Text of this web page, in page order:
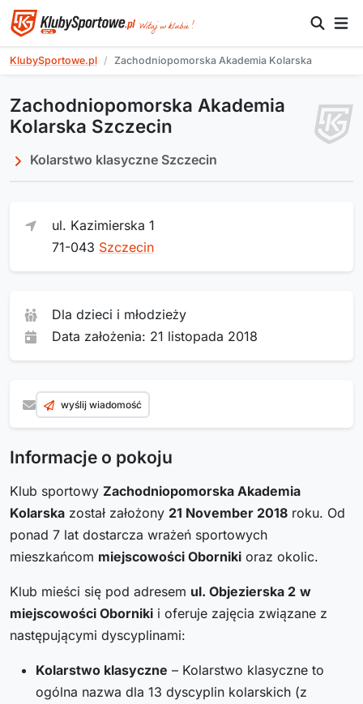
KlubySportowe.pl Zachodniopomorska Akademia Kolarska
Zachodniopomorska Akademia
Kolarska Szczecin
Kolarstwo klasyczne Szczecin
ul. Kazimierska 1
71-043 Szczecin
Dla dzieci i młodzieży
Data założenia: 21 listopada 2018
wyślij wiadomość
Informacje o pokoju
Klub sportowy Zachodniopomorska Akademia
Kolarska został założony 21 November 2018 roku. Od
ponad 7 lat dostarcza wrażeń sportowych
mieszkańcom miejscowości Oborniki oraz okolic.
Klub mieści się pod adresem ul. Objezierska 2 w
miejscowości Oborniki i oferuje zajęcia związane z
następującymi dyscyplinami:
Kolarstwo klasyczne – Kolarstwo klasyczne to
ogólna nazwa dla 13 dyscyplin kolarskich (z